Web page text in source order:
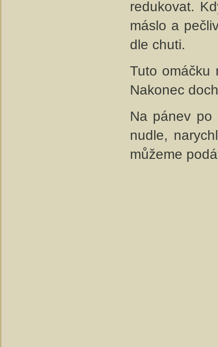
redukovat.
máslo a
dle chuti.
Tuto omáčku
Nakonec
Na pánev po
nudle,
můžeme